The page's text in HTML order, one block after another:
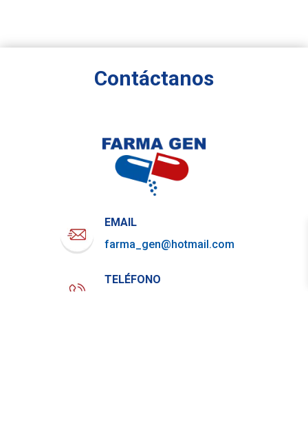
Contáctanos
EMAIL
farma_gen@hotmail.com
TELÉFONO